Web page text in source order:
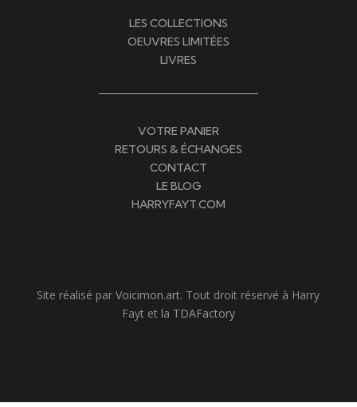
LES COLLECTIONS
OEUVRES LIMITÉES
LIVRES
VOTRE PANIER
RETOURS & ÉCHANGES
CONTACT
LE BLOG
HARRYFAYT.COM
Site réalisé parVoicimon.art. Tout droit réservé à Harry
Fayt et la TDAFactory